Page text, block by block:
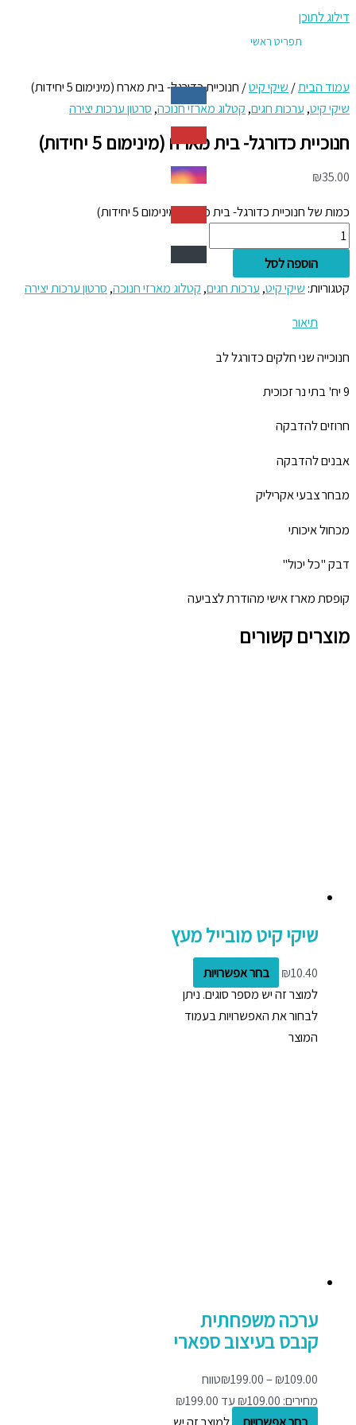
דילוג לתוכן
תפריט ראשי
עמוד הבית/ שיקי קיט/ חנוכיית כדורגל- בית מארח (מינימום 5 יחידות)
שיקי קיט, ערכות חגים, קטלוג מארזי חנוכה, סרטון ערכות יצירה
חנוכיית כדורגל- בית מארח (מינימום 5 יחידות)
₪35.00
כמות של חנוכיית כדורגל- בית מארח (מינימום 5 יחידות)
הוספה לסל
קטגוריות: שיקי קיט, ערכות חגים, קטלוג מארזי חנוכה, סרטון ערכות יצירה
תיאור
חנוכייה שני חלקים כדורגל לב
9 יח' בתי נר זכוכית
חרוזים להדבקה
אבנים להדבקה
מבחר צבעי אקריליק
מכחול איכותי
דבק "כל יכול"
קופסת מארז אישי מהודרת לצביעה
מוצרים קשורים
שיקי קיט מובייל מעץ
₪10.40
בחר אפשרויות
למוצר זה יש מספר סוגים. ניתן
לבחור את האפשרויות בעמוד
המוצר
ערכה משפחתית
קנבס בעיצוב ספארי
₪109.00
–
₪199.00 טווח
מחירים: ⁦₪109.00⁩ עד ⁦₪199.00⁩